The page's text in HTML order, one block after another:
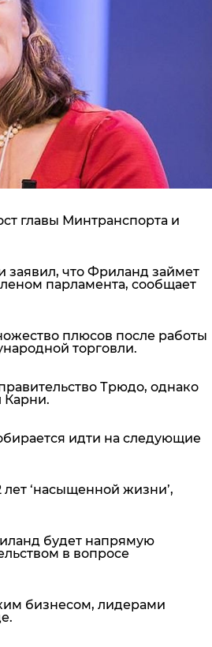
главы Минтранспорта и
что Фриланд займет
парламента, сообщает
плюсов после работы
торговли.
Трюдо, однако
Карни.
идти на следующие
‘насыщенной жизни’,
будет напрямую
в вопросе
бизнесом, лидерами